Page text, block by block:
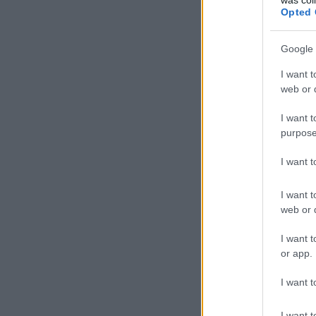
Opted
Google
I want
web or
I want
I want
I want
web or
I want
or app.
I want